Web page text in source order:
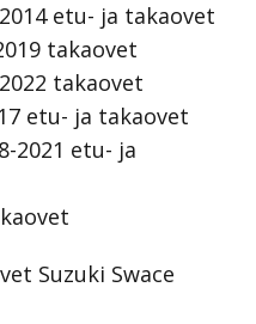
etu- ja takaovet
takaovet
takaovet
etu- ja takaovet
2021 etu- ja
Suzuki Swace